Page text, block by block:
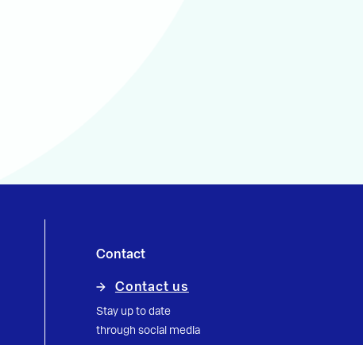
Contact
Contact us
Stay up to date
through social media